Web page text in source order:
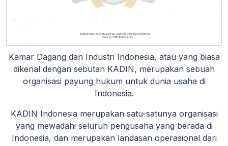
Kamar Dagang dan Industri Indonesia, atau yang biasa
dikenal dengan sebutan KADIN, merupakan sebuah
organisasi payung hukum untuk dunia usaha di
Indonesia.
KADIN Indonesia merupakan satu-satunya organisasi
yang mewadahi seluruh pengusaha yang berada di
Indonesia, dan merupakan landasan operasional dari